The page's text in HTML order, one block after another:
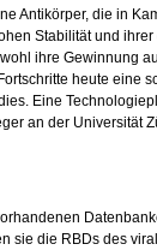
Antikörper, die in
Stabilität und
ihre Gewinnung
heute eine
Eine
an der Universität
sie die RBDs des